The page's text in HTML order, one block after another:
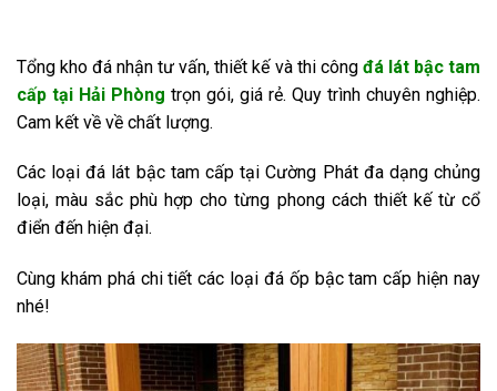
Tổng kho đá nhận tư vấn, thiết kế và thi công đá lát bậc tam
cấp tại Hải Phòng trọn gói, giá rẻ. Quy trình chuyên nghiệp.
Cam kết về về chất lượng.
Các loại đá lát bậc tam cấp tại Cường Phát đa dạng chủng
loại, màu sắc phù hợp cho từng phong cách thiết kế từ cổ
điển đến hiện đại.
Cùng khám phá chi tiết các loại đá ốp bậc tam cấp hiện nay
nhé!